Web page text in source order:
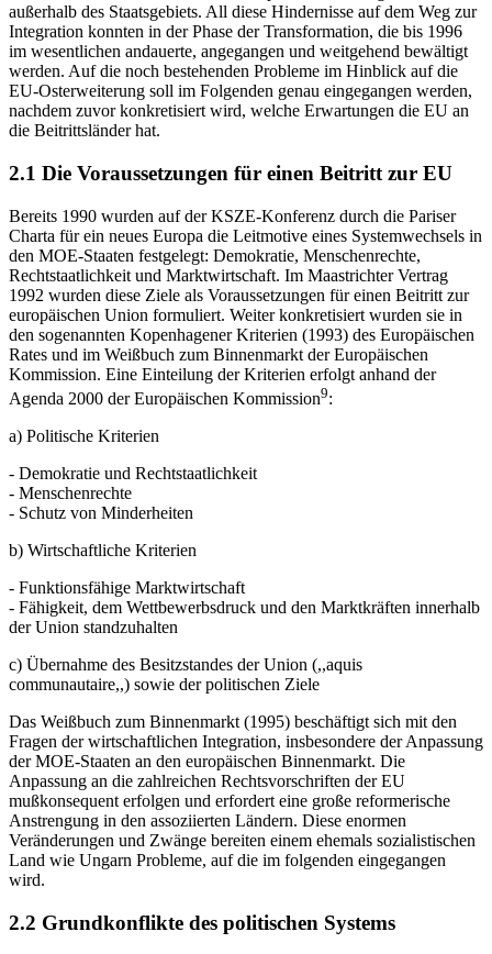
außerhalb des Staatsgebiets. All diese Hindernisse auf dem Weg zur
Integration konnten in der Phase der Transformation, die bis 1996
im wesentlichen andauerte, angegangen und weitgehend bewältigt
werden. Auf die noch bestehenden Probleme im Hinblick auf die
EU-Osterweiterung soll im Folgenden genau eingegangen werden,
nachdem zuvor konkretisiert wird, welche Erwartungen die EU an
die Beitrittsländer hat.
2.1 Die Voraussetzungen für einen Beitritt zur EU
Bereits 1990 wurden auf der KSZE-Konferenz durch die Pariser
Charta für ein neues Europa die Leitmotive eines Systemwechsels in
den MOE-Staaten festgelegt: Demokratie, Menschenrechte,
Rechtstaatlichkeit und Marktwirtschaft. Im Maastrichter Vertrag
1992 wurden diese Ziele als Voraussetzungen für einen Beitritt zur
europäischen Union formuliert. Weiter konkretisiert wurden sie in
den sogenannten Kopenhagener Kriterien (1993) des Europäischen
Rates und im Weißbuch zum Binnenmarkt der Europäischen
Kommission. Eine Einteilung der Kriterien erfolgt anhand der
Agenda 2000 der Europäischen Kommission9:
a) Politische Kriterien
- Demokratie und Rechtstaatlichkeit
- Menschenrechte
- Schutz von Minderheiten
b) Wirtschaftliche Kriterien
- Funktionsfähige Marktwirtschaft
- Fähigkeit, dem Wettbewerbsdruck und den Marktkräften innerhalb
der Union standzuhalten
c) Übernahme des Besitzstandes der Union (,,aquis
communautaire,,) sowie der politischen Ziele
Das Weißbuch zum Binnenmarkt (1995) beschäftigt sich mit den
Fragen der wirtschaftlichen Integration, insbesondere der Anpassung
der MOE-Staaten an den europäischen Binnenmarkt. Die
Anpassung an die zahlreichen Rechtsvorschriften der EU
mußkonsequent erfolgen und erfordert eine große reformerische
Anstrengung in den assoziierten Ländern. Diese enormen
Veränderungen und Zwänge bereiten einem ehemals sozialistischen
Land wie Ungarn Probleme, auf die im folgenden eingegangen
wird.
2.2 Grundkonflikte des politischen Systems